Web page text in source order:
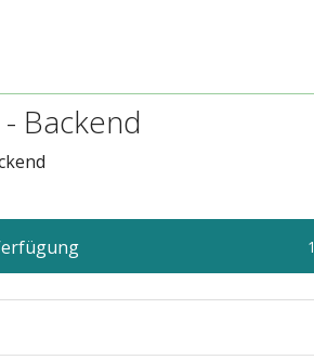
Backend